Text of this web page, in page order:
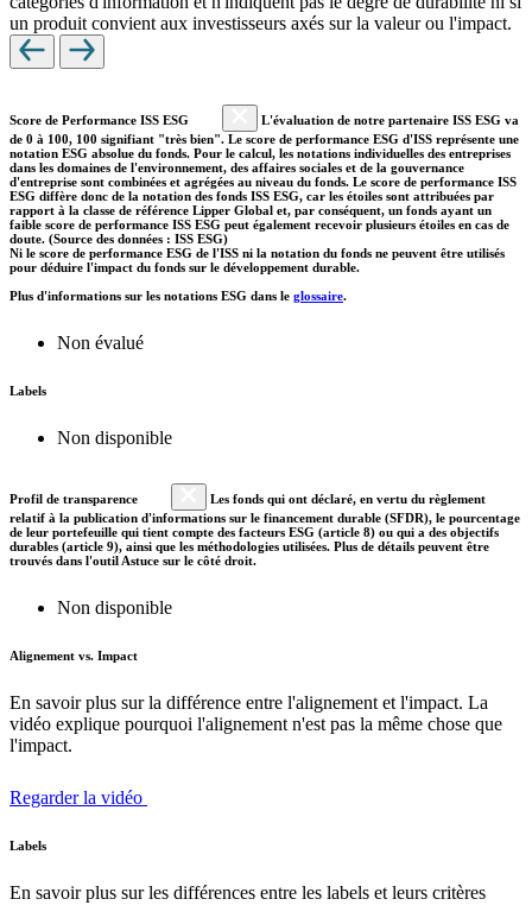
un produit convient aux investisseurs axés sur la valeur ou l'impact.
Score de Performance ISS ESG
L'évaluation de notre partenaire ISS ESG va
de 0 à 100, 100 signifiant "très bien". Le score de performance ESG d'ISS représente une
notation ESG absolue du fonds. Pour le calcul, les notations individuelles des entreprises
dans les domaines de l'environnement, des affaires sociales et de la gouvernance
d'entreprise sont combinées et agrégées au niveau du fonds. Le score de performance ISS
ESG diffère donc de la notation des fonds ISS ESG, car les étoiles sont attribuées par
rapport à la classe de référence Lipper Global et, par conséquent, un fonds ayant un
faible score de performance ISS ESG peut également recevoir plusieurs étoiles en cas de
doute. (Source des données : ISS ESG)
Ni le score de performance ESG de l'ISS ni la notation du fonds ne peuvent être utilisés
pour déduire l'impact du fonds sur le développement durable.
Plus d'informations sur les notations ESG dans le glossaire.
Non évalué
Labels
Non disponible
Profil de transparence
Les fonds qui ont déclaré, en vertu du règlement
relatif à la publication d'informations sur le financement durable (SFDR), le pourcentage
de leur portefeuille qui tient compte des facteurs ESG (article 8) ou qui a des objectifs
durables (article 9), ainsi que les méthodologies utilisées. Plus de détails peuvent être
trouvés dans l'outil Astuce sur le côté droit.
Non disponible
Alignement vs. Impact
En savoir plus sur la différence entre l'alignement et l'impact. La
vidéo explique pourquoi l'alignement n'est pas la même chose que
l'impact.
Regarder la vidéo
Labels
En savoir plus sur les différences entre les labels et leurs critères